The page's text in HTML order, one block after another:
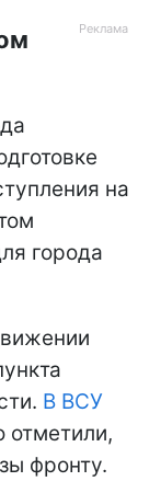
на
города
В ВСУ
отметили,
фронту.